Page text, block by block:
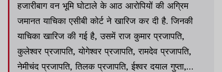
हजारीबाग वन भूमि घोटाले के आठ आरोपियों की अग्रिम
जमानत याचिका एसीबी कोर्ट ने खारिज कर दी है. जिनकी
याचिका खारिज की गई है, उसमें राज कुमार प्रजापति,
कुलेश्वर प्रजापति, योगेश्वर प्रजापति, रामदेव प्रजापति,
नेमीचंद प्रजापति, तिलक प्रजापति, ईश्वर दयाल गुप्ता,